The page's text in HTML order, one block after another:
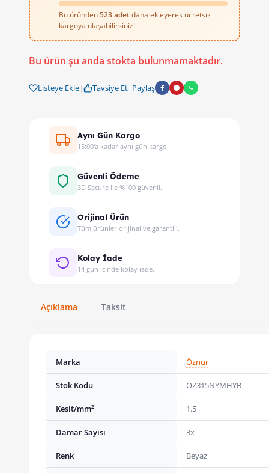
Bu üründen 523 adetdaha ekleyerek ücretsiz
kargoya ulaşabilirsiniz!
3x1.5 NYMHY TTR Beyaz 100m
Ev, işyeri veya atölyelerinizde elektrik tesisatı kurmak mı
Bu ürün şu anda stokta bulunmamaktadır.
Listeye Ekle| Tavsiye Et| Paylaş
Aynı Gün Kargo
15:00'a kadar aynı gün kargo.
Güvenli Ödeme
3D Secure ile %100 güvenli.
Orijinal Ürün
Tüm ürünler orijinal ve garantili.
Kolay İade
14 gün içinde kolay iade.
Açıklama Taksit
Marka Öznur
Stok Kodu OZ315NYMHYB
Kesit/mm² 1.5
Damar Sayısı 3x
Renk Beyaz